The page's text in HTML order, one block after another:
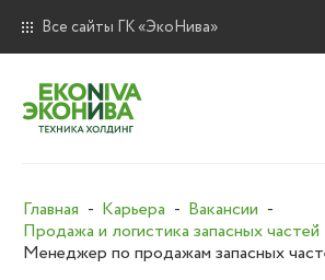
Все сайты ГК «ЭкоНива»
Главная Карьера
Вакансии
Продажа и логистика запасных частей
Менеджер по продажам запасных